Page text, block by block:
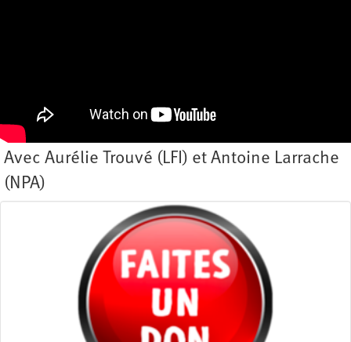
Avec Aurélie Trouvé (LFI) et Antoine Larrache
(NPA)